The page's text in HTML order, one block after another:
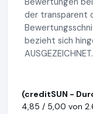
der transparent
bezieht sich
(creditSUN -
4,85 / 5,00 von